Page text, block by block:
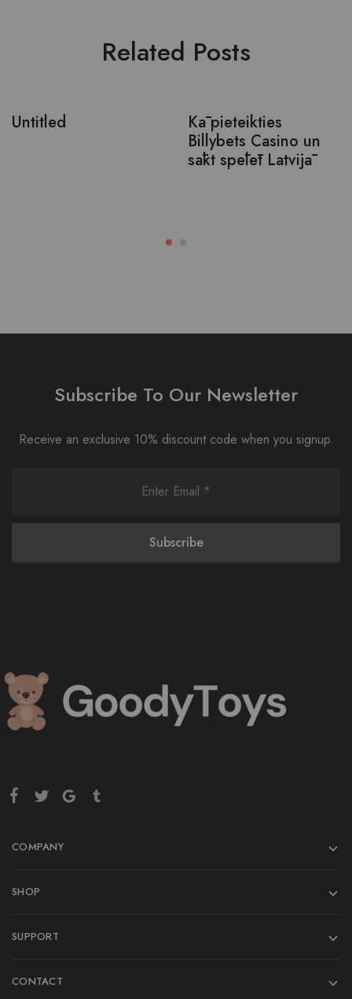
Related Posts
Untitled
Kā pieteikties
Billybets Casino un
sākt spēlēt Latvijā
Subscribe To Our Newsletter
Receive an exclusive 10% discount code when you signup.
COMPANY
SHOP
SUPPORT
CONTACT